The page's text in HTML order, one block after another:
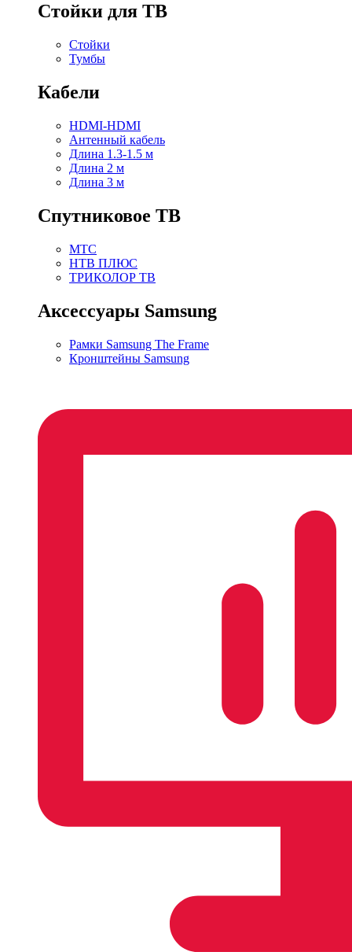
Стойки для ТВ
Стойки
Тумбы
Кабели
HDMI-HDMI
Антенный кабель
Длина 1.3-1.5 м
Длина 2 м
Длина 3 м
Спутниковое ТВ
МТС
НТВ ПЛЮС
ТРИКОЛОР ТВ
Аксессуары Samsung
Рамки Samsung The Frame
Кронштейны Samsung